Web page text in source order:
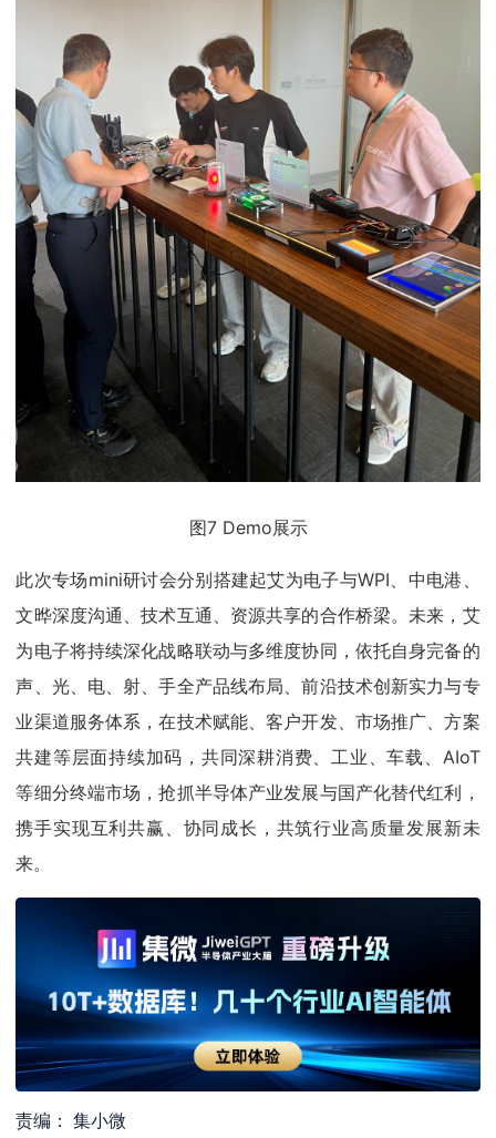
图7 Demo展示
此次专场mini研讨会分别搭建起艾为电子与WPI、中电港、
文晔深度沟通、技术互通、资源共享的合作桥梁。未来，艾
为电子将持续深化战略联动与多维度协同，依托自身完备的
声、光、电、射、手全产品线布局、前沿技术创新实力与专
业渠道服务体系，在技术赋能、客户开发、市场推广、方案
共建等层面持续加码，共同深耕消费、工业、车载、AIoT
等细分终端市场，抢抓半导体产业发展与国产化替代红利，
携手实现互利共赢、协同成长，共筑行业高质量发展新未
来。
责编： 集小微